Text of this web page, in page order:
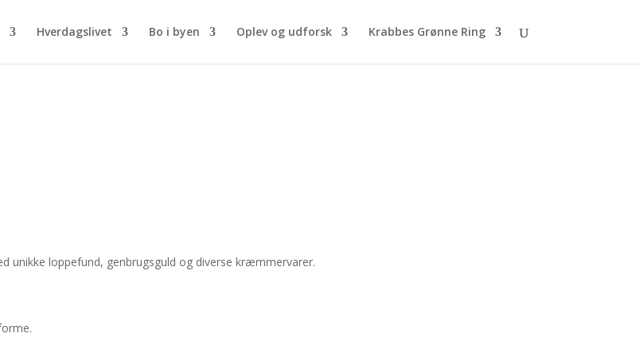
Hverdagslivet Bo i byen Oplev og udforsk Krabbes Grønne Ring
unikke loppefund, genbrugsguld og diverse kræmmervarer.